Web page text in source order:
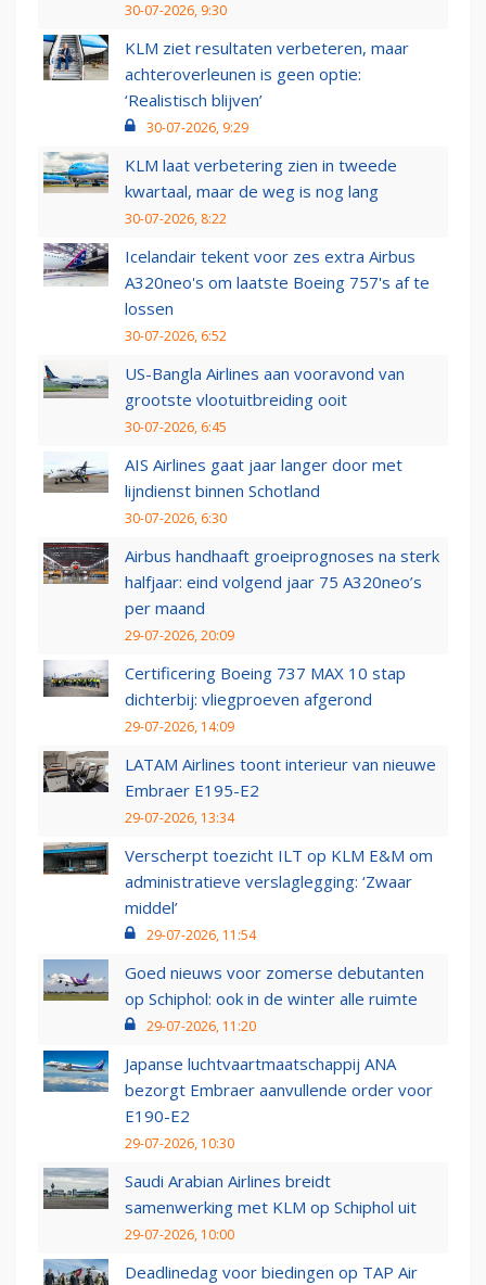
30-07-2026, 9:30
KLM ziet resultaten verbeteren, maar
achteroverleunen is geen optie:
‘Realistisch blijven’
30-07-2026, 9:29
KLM laat verbetering zien in tweede
kwartaal, maar de weg is nog lang
30-07-2026, 8:22
Icelandair tekent voor zes extra Airbus
A320neo's om laatste Boeing 757's af te
lossen
30-07-2026, 6:52
US-Bangla Airlines aan vooravond van
grootste vlootuitbreiding ooit
30-07-2026, 6:45
AIS Airlines gaat jaar langer door met
lijndienst binnen Schotland
30-07-2026, 6:30
Airbus handhaaft groeiprognoses na sterk
halfjaar: eind volgend jaar 75 A320neo’s
per maand
29-07-2026, 20:09
Certificering Boeing 737 MAX 10 stap
dichterbij: vliegproeven afgerond
29-07-2026, 14:09
LATAM Airlines toont interieur van nieuwe
Embraer E195-E2
29-07-2026, 13:34
Verscherpt toezicht ILT op KLM E&M om
administratieve verslaglegging: ‘Zwaar
middel’
29-07-2026, 11:54
Goed nieuws voor zomerse debutanten
op Schiphol: ook in de winter alle ruimte
29-07-2026, 11:20
Japanse luchtvaartmaatschappij ANA
bezorgt Embraer aanvullende order voor
E190-E2
29-07-2026, 10:30
Saudi Arabian Airlines breidt
samenwerking met KLM op Schiphol uit
29-07-2026, 10:00
Deadlinedag voor biedingen op TAP Air